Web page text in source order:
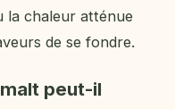
la chaleur atténue
de se fondre.
peut-il